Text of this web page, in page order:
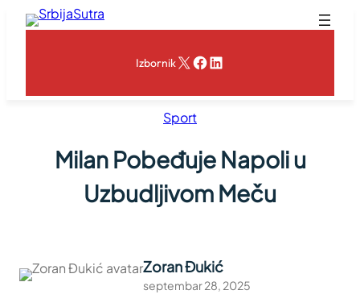
Skoči
IzbornikX Facebook
LinkedIn
Sport
Milan Pobeđuje Napoli u
Uzbudljivom Meču
Zoran Đukić
septembar 28, 2025